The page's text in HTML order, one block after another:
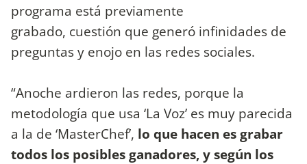
programa está previamente
grabado, cuestión que generó infinidades de
preguntas y enojo en las redes sociales.
“Anoche ardieron las redes, porque la
metodología que usa ‘La Voz’ es muy parecida
a la de ‘MasterChef’, lo que hacen es grabar
todos los posibles ganadores, y según los